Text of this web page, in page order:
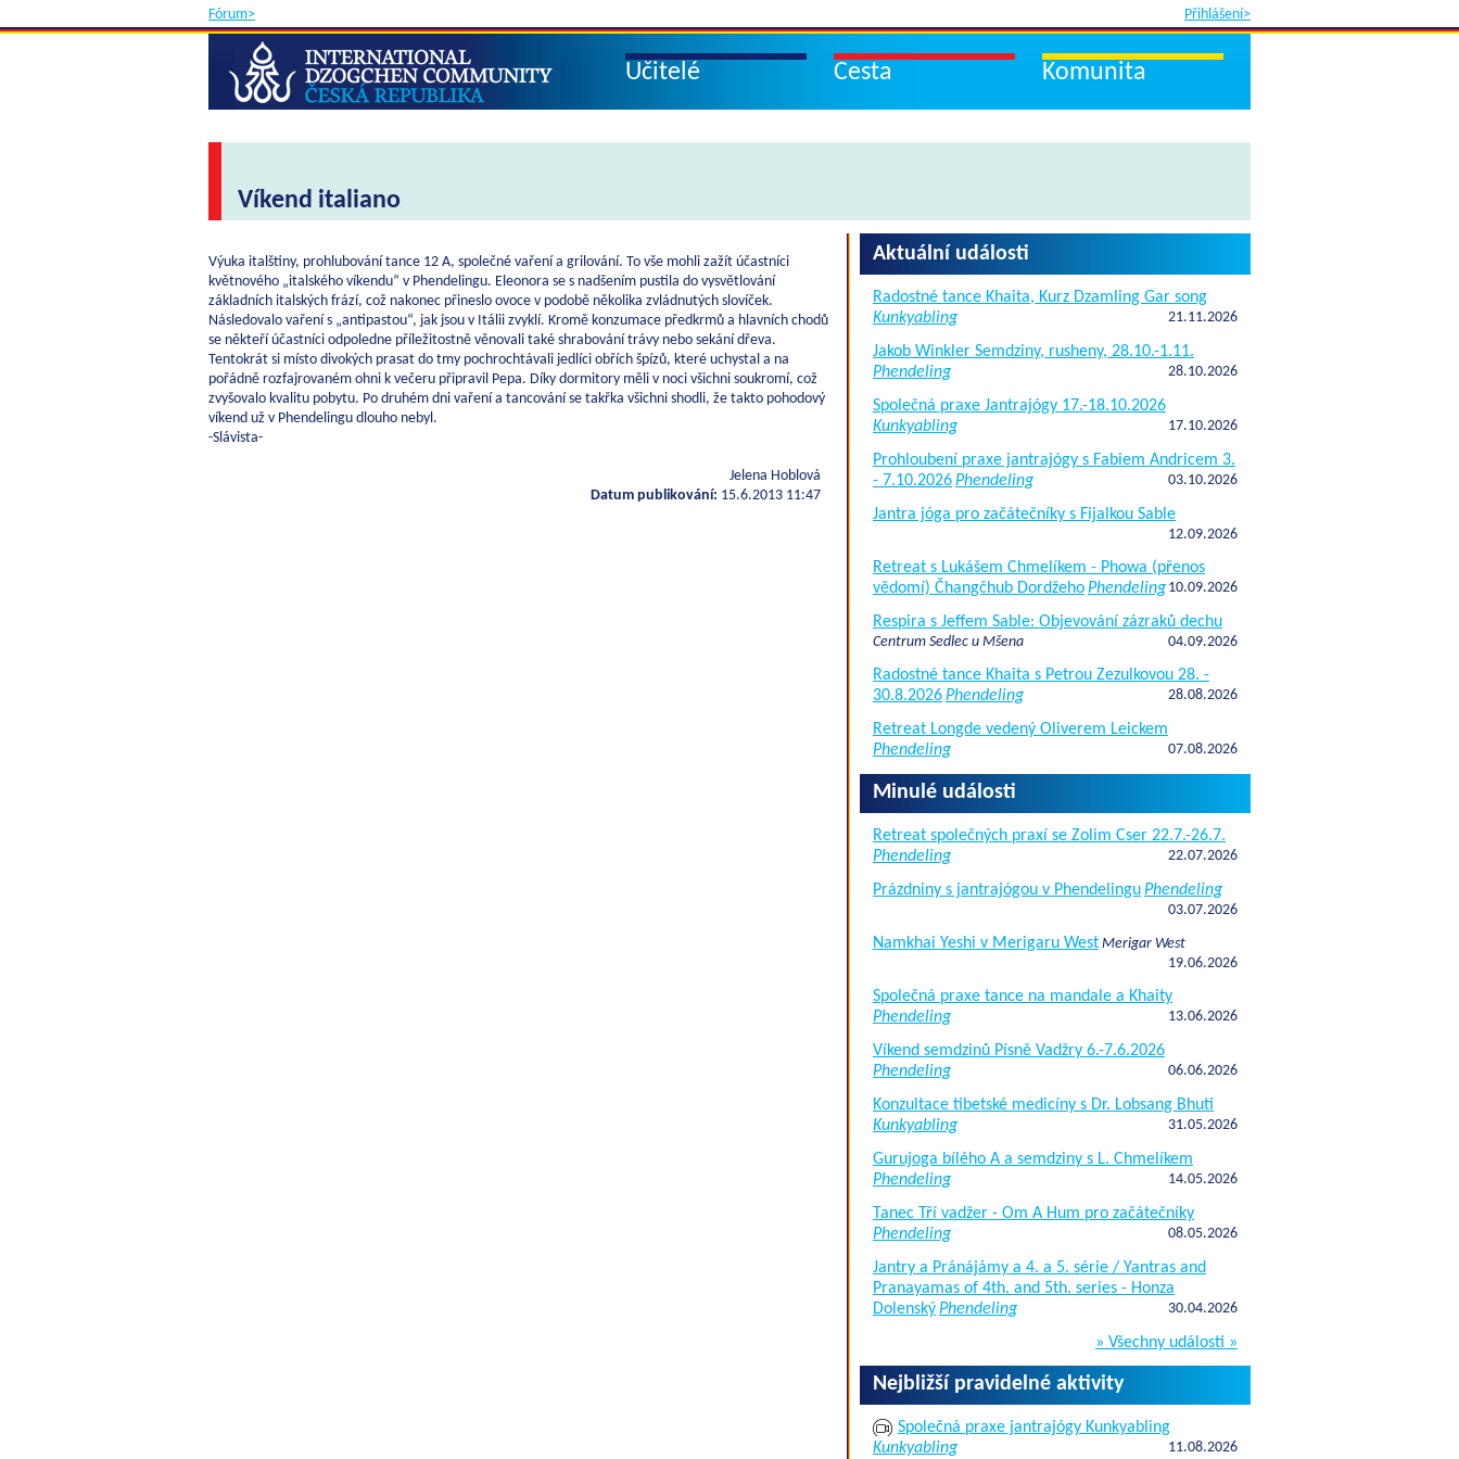
Fórum> Přihlášení>
Učitelé Cesta Komunita
Víkend italiano
Výuka italštiny, prohlubování tance 12 A, společné vaření a grilování. To vše mohli zažít účastníci
květnového „italského víkendu“ v Phendelingu. Eleonora se s nadšením pustila do vysvětlování
základních italských frází, což nakonec přineslo ovoce v podobě několika zvládnutých slovíček.
Následovalo vaření s „antipastou“, jak jsou v Itálii zvyklí. Kromě konzumace předkrmů a hlavních chodů
se někteří účastníci odpoledne příležitostně věnovali také shrabování trávy nebo sekání dřeva.
Tentokrát si místo divokých prasat do tmy pochrochtávali jedlíci obřích špízů, které uchystal a na
pořádně rozfajrovaném ohni k večeru připravil Pepa. Díky dormitory měli v noci všichni soukromí, což
zvyšovalo kvalitu pobytu. Po druhém dni vaření a tancování se takřka všichni shodli, že takto pohodový
víkend už v Phendelingu dlouho nebyl.
-Slávista-
Jelena Hoblová
Datum publikování: 15.6.2013 11:47
Aktuální události
Radostné tance Khaita, Kurz Dzamling Gar song
Kunkyabling
21.11.2026
Jakob Winkler Semdziny, rusheny, 28.10.-1.11.
Phendeling
28.10.2026
Společná praxe Jantrajógy 17.-18.10.2026
Kunkyabling
17.10.2026
Prohloubení praxe jantrajógy s Fabiem Andricem 3.
- 7.10.2026Phendeling 03.10.2026
Jantra jóga pro začátečníky s Fijalkou Sable
12.09.2026
Retreat s Lukášem Chmelíkem - Phowa (přenos
vědomí) Čhangčhub DordžehoPhendeling 10.09.2026
Respira s Jeffem Sable: Objevování zázraků dechu
Centrum Sedlec u Mšena 04.09.2026
Radostné tance Khaita s Petrou Zezulkovou 28. -
30.8.2026Phendeling 28.08.2026
Retreat Longde vedený Oliverem Leickem
Phendeling
07.08.2026
Minulé události
Retreat společných praxí se Zolim Cser 22.7.-26.7.
Phendeling
22.07.2026
Prázdniny s jantrajógou v PhendelinguPhendeling
03.07.2026
Namkhai Yeshi v Merigaru West Merigar West
19.06.2026
Společná praxe tance na mandale a Khaity
Phendeling
13.06.2026
Víkend semdzinů Písně Vadžry 6.-7.6.2026
Phendeling
06.06.2026
Konzultace tibetské medicíny s Dr. Lobsang Bhuti
Kunkyabling
31.05.2026
Gurujoga bílého A a semdziny s L. Chmelíkem
Phendeling
14.05.2026
Tanec Tří vadžer - Om A Hum pro začátečníky
Phendeling
08.05.2026
Jantry a Pránájámy a 4. a 5. série / Yantras and
Pranayamas of 4th. and 5th. series - Honza
DolenskýPhendeling 30.04.2026
» Všechny události »
Nejbližší pravidelné aktivity
Společná praxe jantrajógy Kunkyabling
Kunkyabling
11.08.2026